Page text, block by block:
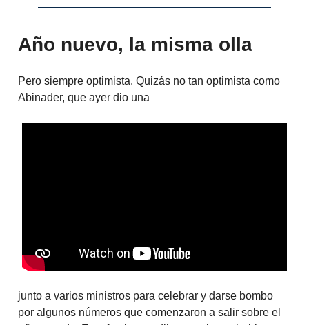
Año nuevo, la misma olla
Pero siempre optimista. Quizás no tan optimista como
Abinader, que ayer dio una
junto a varios ministros para celebrar y darse bombo
por algunos números que comenzaron a salir sobre el